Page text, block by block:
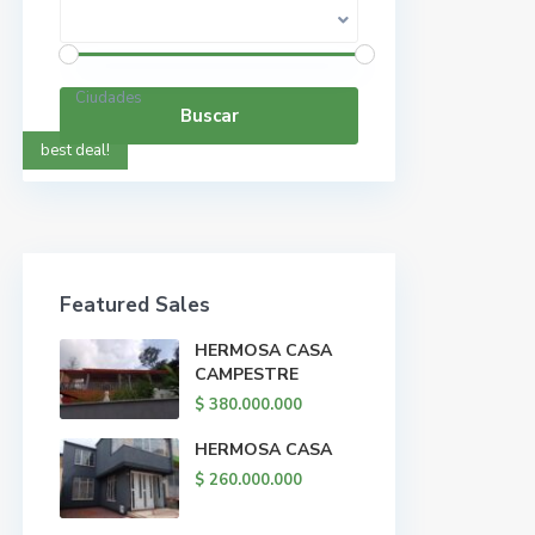
Ciudades
Buscar
best deal!
Featured Sales
HERMOSA CASA
CAMPESTRE
$ 380.000.000
HERMOSA CASA
$ 260.000.000